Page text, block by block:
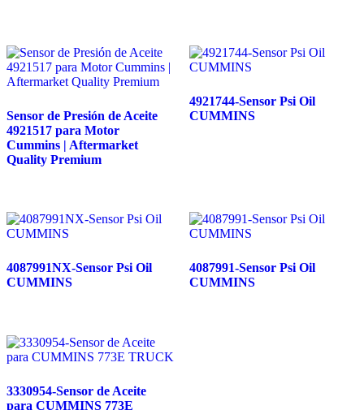
Sensor de Presión de Aceite
4921517 para Motor
Cummins | Aftermarket
Quality Premium
4921744-Sensor Psi Oil
CUMMINS
4087991NX-Sensor Psi Oil
CUMMINS
4087991-Sensor Psi Oil
CUMMINS
3330954-Sensor de Aceite
para CUMMINS 773E